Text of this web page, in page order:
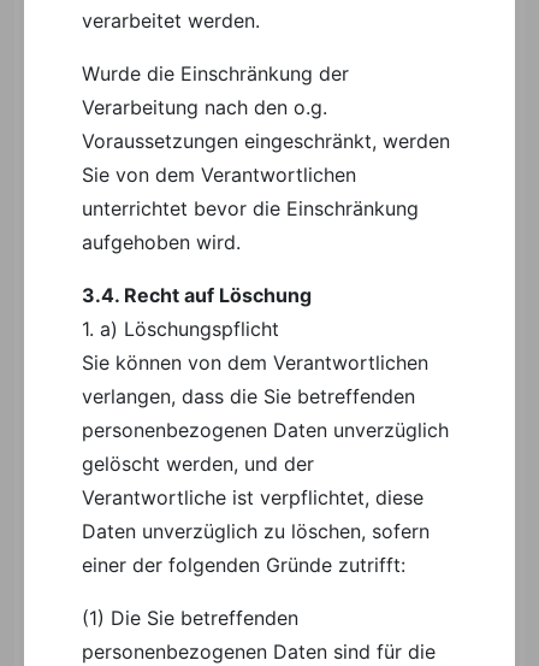
verarbeitet werden.
Wurde die Einschränkung der
Verarbeitung nach den o.g.
Voraussetzungen eingeschränkt, werden
Sie von dem Verantwortlichen
unterrichtet bevor die Einschränkung
aufgehoben wird.
3.4. Recht auf Löschung
1. a) Löschungspflicht
Sie können von dem Verantwortlichen
verlangen, dass die Sie betreffenden
personenbezogenen Daten unverzüglich
gelöscht werden, und der
Verantwortliche ist verpflichtet, diese
Daten unverzüglich zu löschen, sofern
einer der folgenden Gründe zutrifft:
(1) Die Sie betreffenden
personenbezogenen Daten sind für die